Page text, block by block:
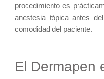
procedimiento es
anestesia tópica antes
comodidad del paciente.
E Dermapen